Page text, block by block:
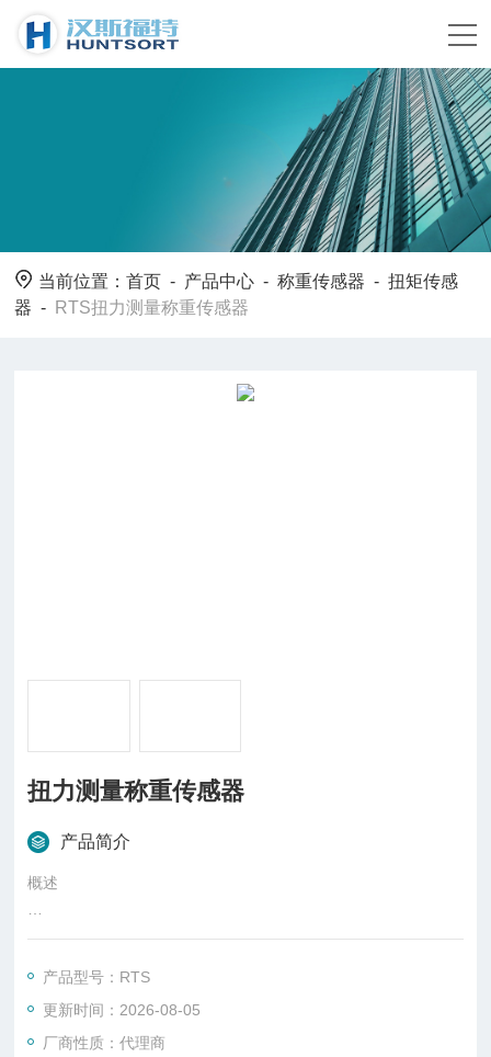
当前位置：首页 - 产品中心 -称重传感器 -扭矩传感
器 - RTS扭力测量称重传感器
扭力测量称重传感器
产品简介
概述
RTS扭力传感器专为精确测量62.5in-lbs以下量程而设计，并且
Transducer RTS材质为阳极电镀铝，并内置高质量的应变计，
为传感器的耐久度提供了保障。4个螺纹孔和两端的内外径孔设
产品型号：RTS
更新时间：2026-08-05
厂商性质：代理商